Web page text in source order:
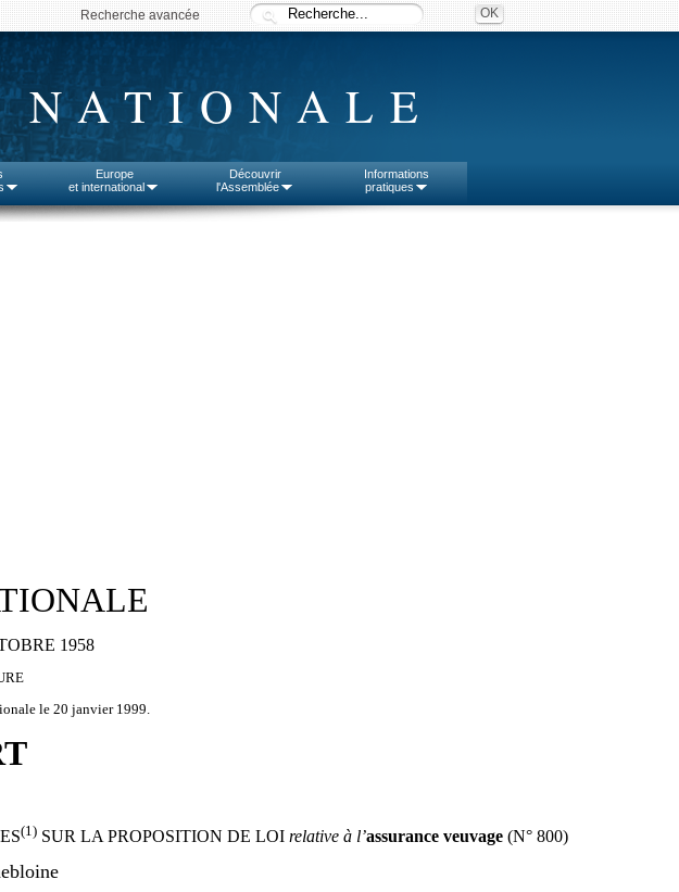
Recherche avancée
NATIONALE
Europe
et international
Découvrir
l'Assemblée
Informations
pratiques
1958
le 20 janvier 1999.
(1)SUR LA PROPOSITION DE LOI relative à l’assurance veuvage (N° 800)